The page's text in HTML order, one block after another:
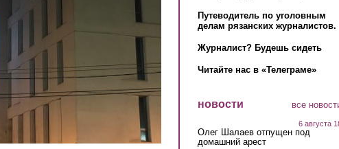
Путеводитель по уголовным
делам рязанских журналистов.
Журналист? Будешь сидеть
Читайте нас в «Телеграме»
новости все
6 августа
Олег Шалаев отпущен под
домашний арест